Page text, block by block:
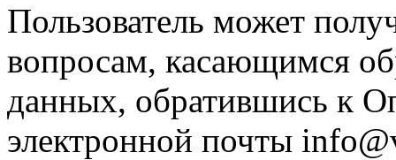
Пользователь может
вопросам, касающимся
данных, обратившись к
электронной почты